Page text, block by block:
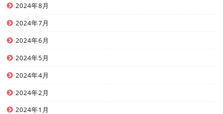
2024年8月
2024年7月
2024年6月
2024年5月
2024年4月
2024年2月
2024年1月